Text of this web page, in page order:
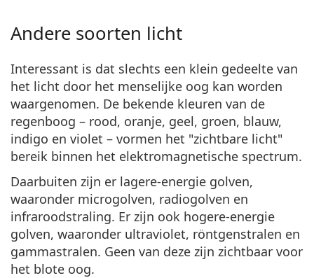
Andere soorten licht
Interessant is dat slechts een klein gedeelte van
het licht door het menselijke oog kan worden
waargenomen. De bekende kleuren van de
regenboog – rood, oranje, geel, groen, blauw,
indigo en violet – vormen het "zichtbare licht"
bereik binnen het elektromagnetische spectrum.
Daarbuiten zijn er lagere-energie golven,
waaronder microgolven, radiogolven en
infraroodstraling. Er zijn ook hogere-energie
golven, waaronder ultraviolet, röntgenstralen en
gammastralen. Geen van deze zijn zichtbaar voor
het blote oog.